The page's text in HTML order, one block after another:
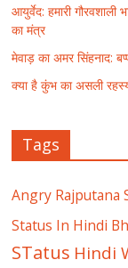
आयुर्वेद: हमारी गौरवशाली
का मंत्र
मेवाड़ का अमर सिंहनाद:
क्या है कुंभ का असली
Tags
Angry Rajputana
Status In Hindi
STatus Hindi